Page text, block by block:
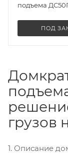
подъема
ПОД
грузов
1. Описание